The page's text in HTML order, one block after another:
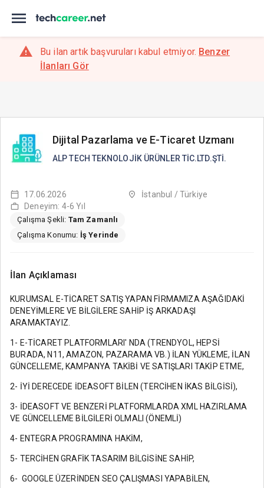
Bu ilan artık başvuruları kabul etmiyor. Benzer
İlanları Gör
Dijital Pazarlama ve E-Ticaret Uzmanı
ALP TECH TEKNOLOJİK ÜRÜNLER TİC.LTD.ŞTİ.
17.06.2026
İstanbul / Türkiye
Deneyim: 4-6 Yıl
Çalışma Şekli: Tam Zamanlı
Çalışma Konumu: İş Yerinde
İlan Açıklaması
KURUMSAL E-TİCARET SATIŞ YAPAN FİRMAMIZA AŞAĞIDAKİ
DENEYİMLERE VE BİLGİLERE SAHİP İŞ ARKADAŞI
ARAMAKTAYIZ.
1- E-TİCARET PLATFORMLARI' NDA (TRENDYOL, HEPSİ
BURADA, N11, AMAZON, PAZARAMA VB.) İLAN YÜKLEME, İLAN
GÜNCELLEME, KAMPANYA TAKİBİ VE SATIŞLARI TAKİP ETME,
2- İYİ DERECEDE İDEASOFT BİLEN (TERCİHEN İKAS BİLGİSİ),
3- İDEASOFT VE BENZERİ PLATFORMLARDA XML HAZIRLAMA
VE GÜNCELLEME BİLGİLERİ OLMALI (ÖNEMLİ)
4- ENTEGRA PROGRAMINA HAKİM,
5- TERCİHEN GRAFİK TASARIM BİLGİSİNE SAHİP,
6- GOOGLE ÜZERİNDEN SEO ÇALIŞMASI YAPABİLEN,